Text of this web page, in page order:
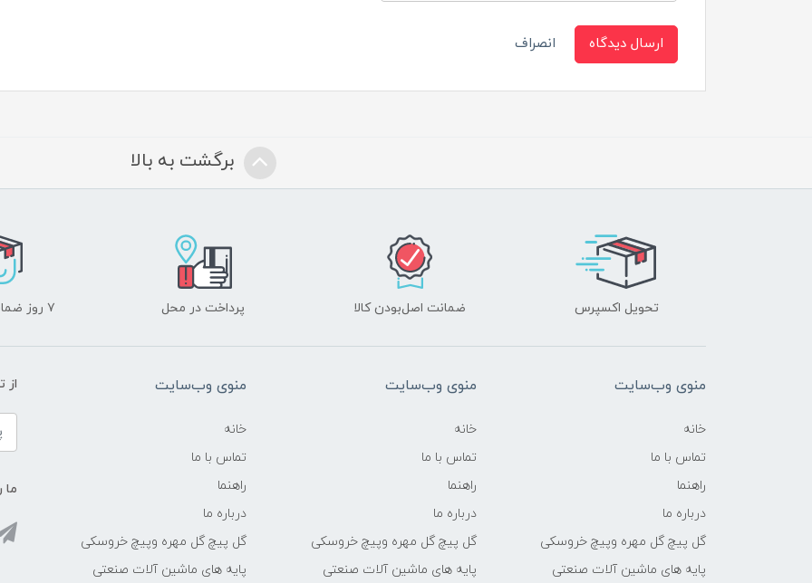
ارسال دیدگاه انصراف
برگشت به بالا
تحویل اکسپرس ضمانت اصل‌بودن کالا پرداخت در محل ۷ روز ضمانت بازگشت
منوی وب‌سایت
خانه
تماس با ما
راهنما
درباره ما
گل پیچ گل مهره وپیچ خروسکی
پایه های ماشین آلات صنعتی
منوی وب‌سایت
خانه
تماس با ما
راهنما
درباره ما
گل پیچ گل مهره وپیچ خروسکی
پایه های ماشین آلات صنعتی
منوی وب‌سایت
خانه
تماس با ما
راهنما
درباره ما
گل پیچ گل مهره وپیچ خروسکی
پایه های ماشین آلات صنعتی
از
ما